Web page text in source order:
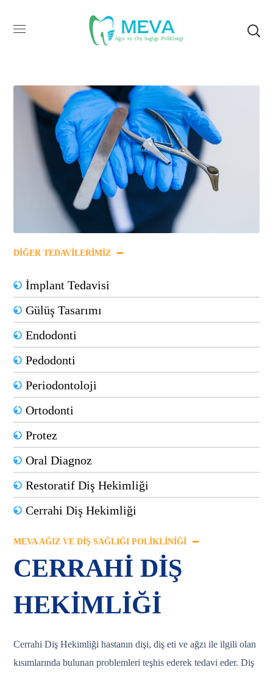
DIĞER TEDAVILERIMIZ
İmplant Tedavisi
Gülüş Tasarımı
Endodonti
Pedodonti
Periodontoloji
Ortodonti
Protez
Oral Diagnoz
Restoratif Diş Hekimliği
Cerrahi Diş Hekimliği
MEVA AĞIZ VE DIŞ SAĞLIĞI POLIKLINIĞI
CERRAHİ DİŞ
HEKİMLİĞİ
Cerrahi Diş Hekimliği hastanın dişi, diş eti ve ağzı ile ilgili olan
kısımlarında bulunan problemleri teşhis ederek tedavi eder. Diş